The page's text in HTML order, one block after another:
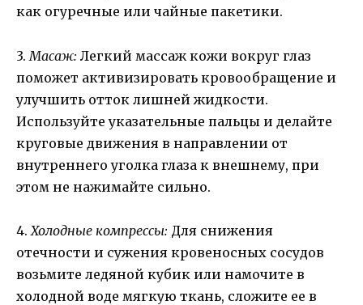
как огуречные или чайные пакетики.
3. Масаж: Легкий массаж кожи вокруг глаз
поможет активизировать кровообращение и
улучшить отток лишней жидкости.
Используйте указательные пальцы и делайте
круговые движения в направлении от
внутреннего уголка глаза к внешнему, при
этом не нажимайте сильно.
4. Холодные компрессы: Для снижения
отечности и сужения кровеносных сосудов
возьмите ледяной кубик или намочите в
холодной воде мягкую ткань, сложите ее в